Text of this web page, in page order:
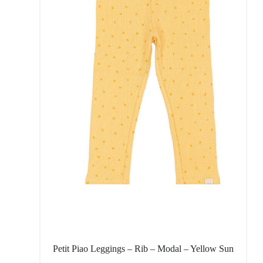
Petit Piao Leggings – Rib – Modal – Yellow Sun